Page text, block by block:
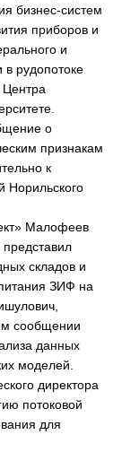
бизнес-систем
приборов и
и
в рудопотоке
о
признакам
к
Норильского
Малофеев
складов и
ЗИФ на
сообщении
данных
моделей.
директора
потоковой
для